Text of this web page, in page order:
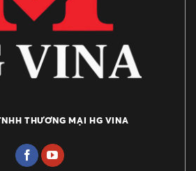
THƯƠNG MẠI HG VINA